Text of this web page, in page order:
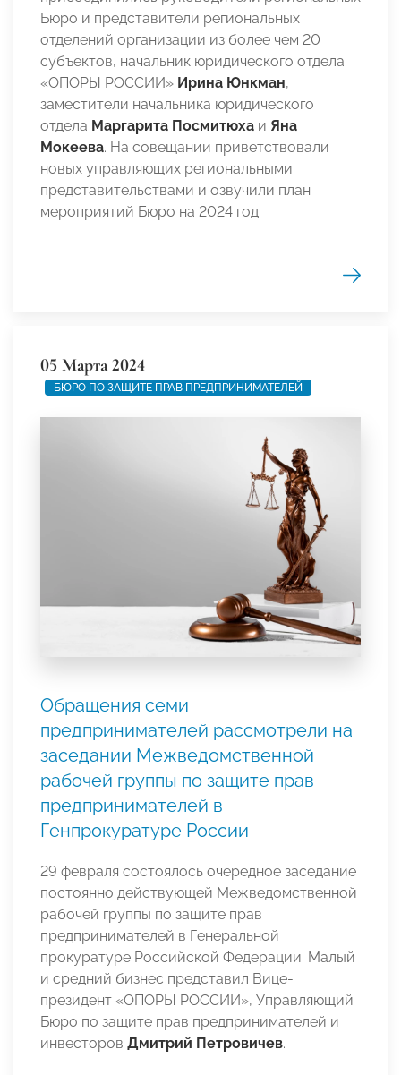
Бюро и представители региональных
отделений организации из более чем 20
субъектов, начальник юридического отдела
«ОПОРЫ РОССИИ» Ирина Юнкман,
заместители начальника юридического
отдела Маргарита Посмитюха и Яна
Мокеева. На совещании приветствовали
новых управляющих региональными
представительствами и озвучили план
мероприятий Бюро на 2024 год.
05 Марта 2024
БЮРО ПО ЗАЩИТЕ ПРАВ ПРЕДПРИНИМАТЕЛЕЙ
Обращения семи
предпринимателей рассмотрели на
заседании Межведомственной
рабочей группы по защите прав
предпринимателей в
Генпрокуратуре России
29 февраля состоялось очередное заседание
постоянно действующей Межведомственной
рабочей группы по защите прав
предпринимателей в Генеральной
прокуратуре Российской Федерации. Малый
и средний бизнес представил Вице-
президент «ОПОРЫ РОССИИ», Управляющий
Бюро по защите прав предпринимателей и
инвесторов Дмитрий Петровичев.